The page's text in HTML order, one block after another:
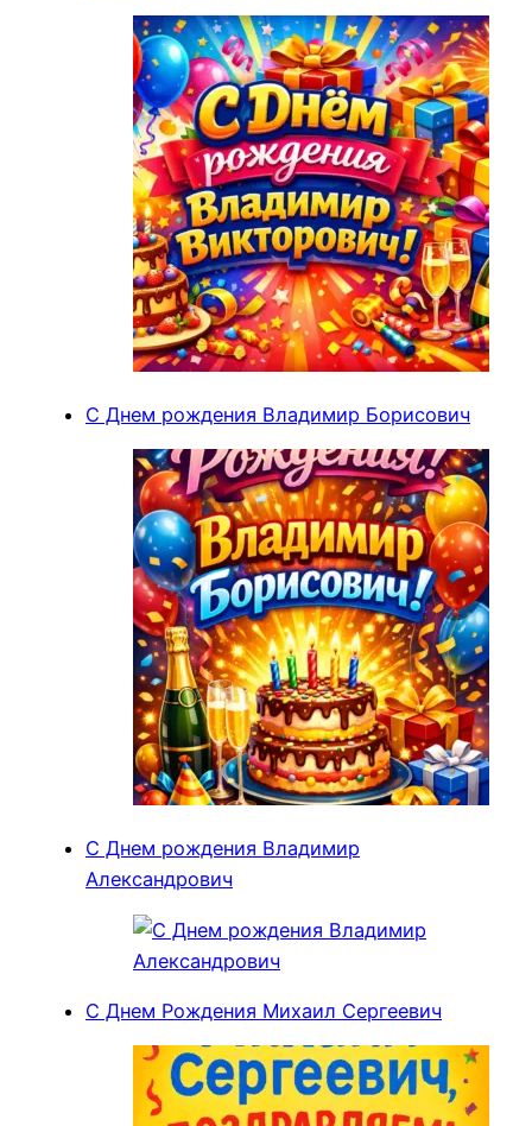
С Днем рождения Владимир Борисович
С Днем рождения Владимир
Александрович
С Днем Рождения Михаил Сергеевич